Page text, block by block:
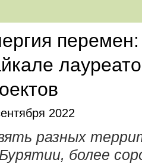
2022
разных
более